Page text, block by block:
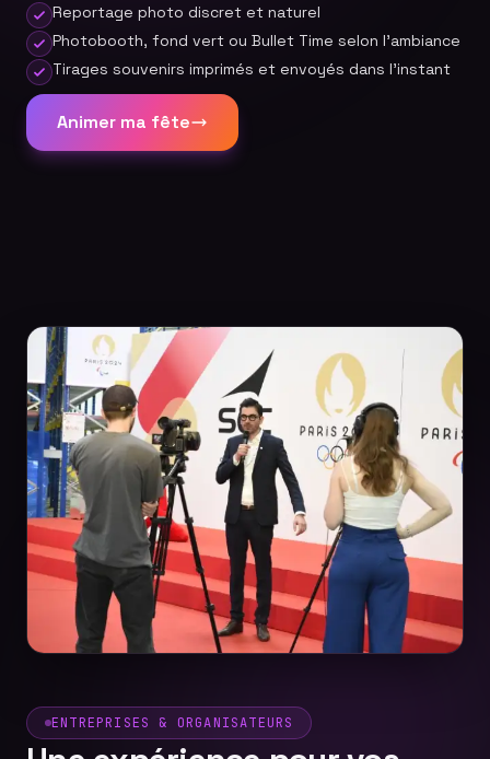
Reportage photo discret et naturel
Photobooth, fond vert ou Bullet Time selon l'ambiance
Tirages souvenirs imprimés et envoyés dans l'instant
Animer ma fête
ENTREPRISES & ORGANISATEURS